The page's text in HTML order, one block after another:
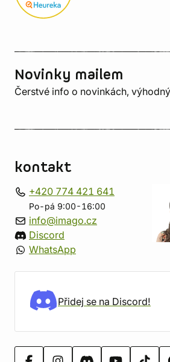
Novinky mailem
Čerstvé info o novinkách,
kontakt
+420 774 421 641
Po-pá 9:00-16:00
info@imago.cz
Discord
WhatsApp
Přidej se na Discord!